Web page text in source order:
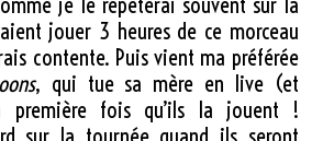
jouer 3 heures de ce morceau
contente. Puis vient ma préférée
, qui tue sa mère en live (et
première fois qu’ils la jouent !